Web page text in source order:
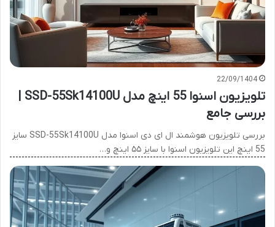
22/09/1404
تلویزیون اسنوا 55 اینچ مدل SSD-55Sk14100U |
بررسی جامع
بررسی تلویزیون هوشمند ال ای دی اسنوا مدل SSD-55Sk14100U سایز
55 اینچ این تلویزیون اسنوا با سایز ۵۵ اینچ و…